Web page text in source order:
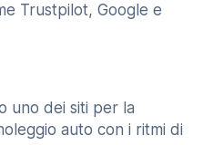
Trustpilot, Google e
uno dei siti per la
auto con i ritmi di